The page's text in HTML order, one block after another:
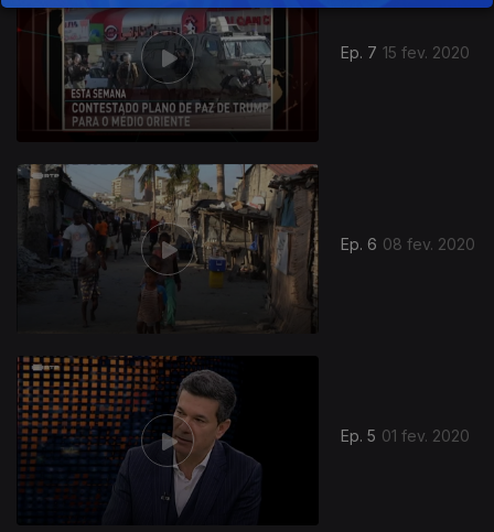
Ep. 7 15 fev. 2020
Ep. 6 08 fev. 2020
Ep. 5 01 fev. 2020